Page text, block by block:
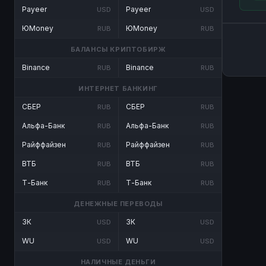
Payeer USD
ЮMoney RUB
Payeer USD
ЮMoney RUB
БАЛАНСЫ КРИПТОБИРЖ
Binance RUB Binance RUB
ИНТЕРНЕТ БАНКИНГ
СБЕР RUB
Альфа-Банк RUB
Райффайзен RUB
ВТБ RUB
Т-Банк RUB
СБЕР RUB
Альфа-Банк RUB
Райффайзен RUB
ВТБ RUB
Т-Банк RUB
ДЕНЕЖНЫЕ ПЕРЕВОДЫ
ЗК USD
WU USD
ЗК USD
WU USD
НАЛИЧНЫЕ ДЕНЬГИ